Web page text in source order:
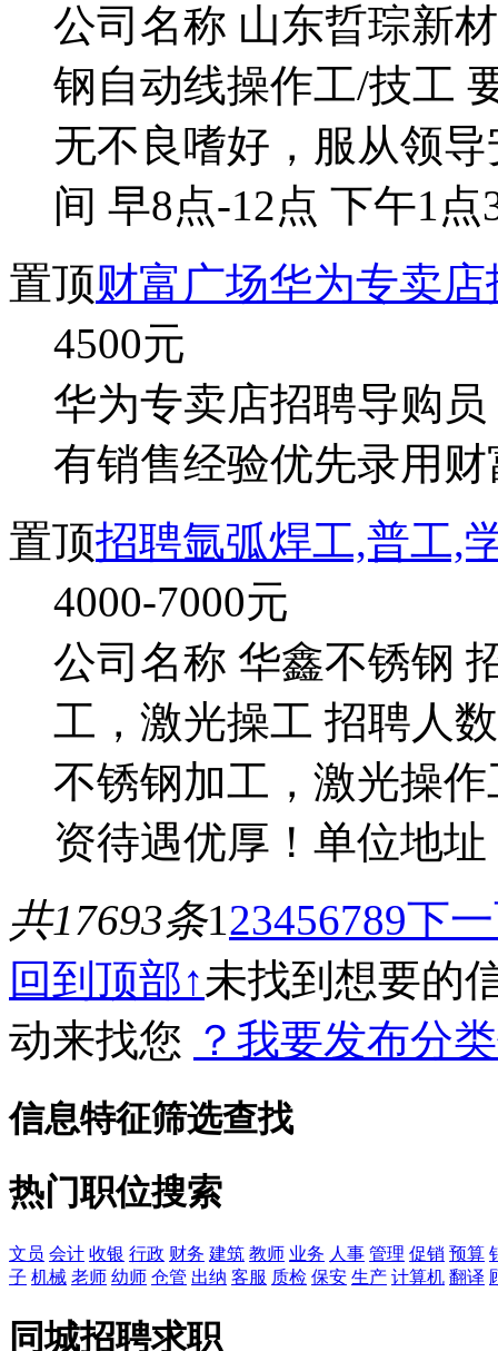
公司名称 山东晢琮新
钢自动线操作工/技工
无不良嗜好，服从领
间 早8点-12点 下午1点
置顶财富广场华为专卖
4500元
华为专卖店招聘导购员
有销售经验优先录用
置顶招聘氩弧焊工,普工,
4000-7000元
公司名称 华鑫不锈钢
工，激光操工 招聘人
不锈钢加工，激光操
资待遇优厚！单位地
共17693条123456789下
回到顶部↑未找到想要的
动来找您 ？我要发布分
信息特征筛选查找
热门职位搜索
文员 会计 收银 行政 财务 建筑 教师 业务 人事 管理 促销 预算
子 机械 老师 幼师 仓管 出纳 客服 质检 保安 生产 计算机 翻译
同城招聘求职